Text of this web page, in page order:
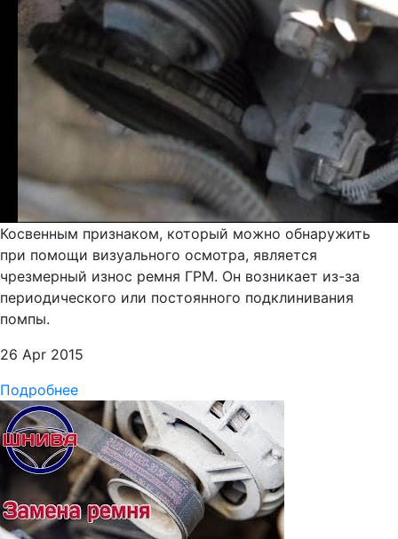
Косвенным признаком, который можно обнаружить
при помощи визуального осмотра, является
чрезмерный износ ремня ГРМ. Он возникает из-за
периодического или постоянного подклинивания
помпы.
26 Apr 2015
Подробнее